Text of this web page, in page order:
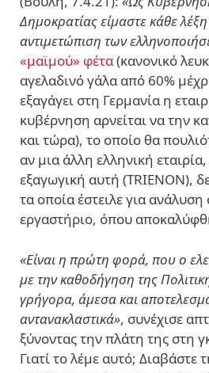
Δημοκρατίας είμαστε κάθε
αντιμετώπιση των
«μαϊμού» φέτα(κανονικό
αγελαδινό γάλα από 60%
εξαγάγει στη Γερμανία η
κυβέρνηση αρνείται να την
και τώρα), το οποίο θα
αν μια άλλη ελληνική
εξαγωγική αυτή (TRIENON),
τα οποία έστειλε για ανάλυση
εργαστήριο, όπου
«Είναι η πρώτη φορά, που ο
με την καθοδήγηση της
γρήγορα, άμεσα και
αντανακλαστικά», συνέχισε
ξύνοντας την πλάτη της στη
Γιατί το λέμε αυτό;